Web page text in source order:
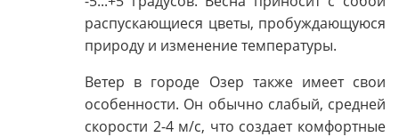
распускающиеся цветы, пробуждающуюся
природу и изменение температуры.
Ветер в городе Озер также имеет свои
особенности. Он обычно слабый, средней
скорости 2-4 м/с, что создает комфортные